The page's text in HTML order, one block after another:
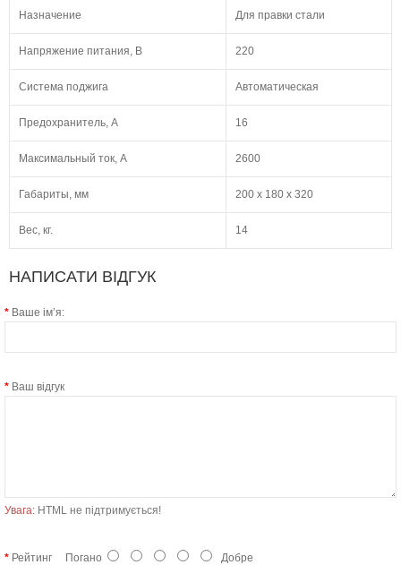
Назначение Для правки стали
Напряжение питания, В 220
Система поджига Автоматическая
Предохранитель, А 16
Максимальный ток, А 2600
Габариты, мм 200 х 180 х 320
Вес, кг. 14
НАПИСАТИ ВІДГУК
Ваше ім’я:
Ваш відгук
Увага: HTML не підтримується!
Рейтинг Погано Добре